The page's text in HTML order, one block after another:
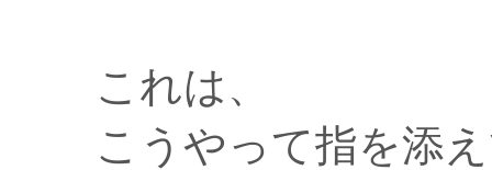
これは、
こうやって指を添